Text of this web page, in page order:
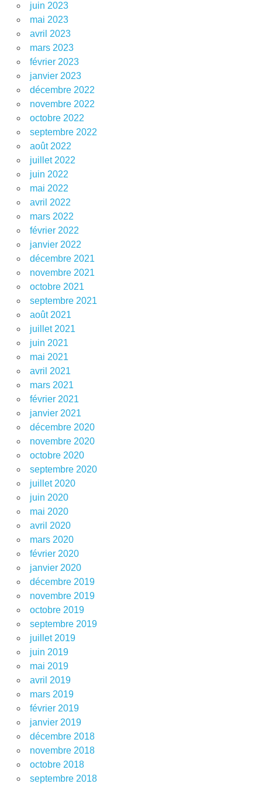
juin 2023
mai 2023
avril 2023
mars 2023
février 2023
janvier 2023
décembre 2022
novembre 2022
octobre 2022
septembre 2022
août 2022
juillet 2022
juin 2022
mai 2022
avril 2022
mars 2022
février 2022
janvier 2022
décembre 2021
novembre 2021
octobre 2021
septembre 2021
août 2021
juillet 2021
juin 2021
mai 2021
avril 2021
mars 2021
février 2021
janvier 2021
décembre 2020
novembre 2020
octobre 2020
septembre 2020
juillet 2020
juin 2020
mai 2020
avril 2020
mars 2020
février 2020
janvier 2020
décembre 2019
novembre 2019
octobre 2019
septembre 2019
juillet 2019
juin 2019
mai 2019
avril 2019
mars 2019
février 2019
janvier 2019
décembre 2018
novembre 2018
octobre 2018
septembre 2018